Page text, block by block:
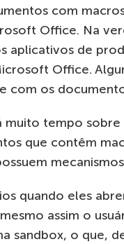
com
Office. Na
aplicativos de
Office.
com os
muito tempo
que contêm
quando eles
mesmo assim o
sandbox, o que,